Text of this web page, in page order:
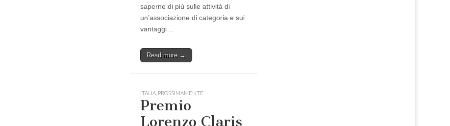
saperne di più sulle attività di
un’associazione di categoria e sui
vantaggi…
Read more →
ITALIA PROSSIMAMENTE
Premio
Lorenzo Claris